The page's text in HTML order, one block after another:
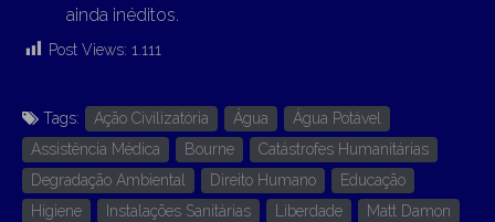
ainda inéditos.
Post Views: 1.111
Tags: Ação Civilizatória Água
Água Potável
Assistência Médica
Bourne
Catástrofes Humanitárias
Degradação Ambiental
Direito Humano
Educação
Higiene
Instalações Sanitárias Liberdade
Matt Damon